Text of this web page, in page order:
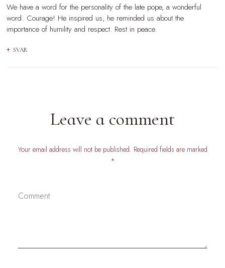
We have a word for the personality of the late pope, a wonderful
word: Courage! He inspired us, he reminded us about the
importance of humility and respect. Rest in peace.
SVAR
Leave a comment
Your email address will not be published. Required fields are marked
*